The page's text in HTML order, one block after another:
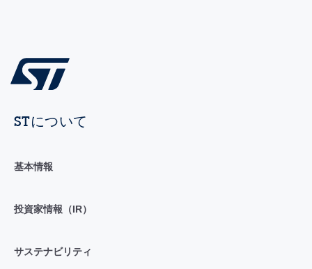
STについて
基本情報
投資家情報（IR）
サステナビリティ